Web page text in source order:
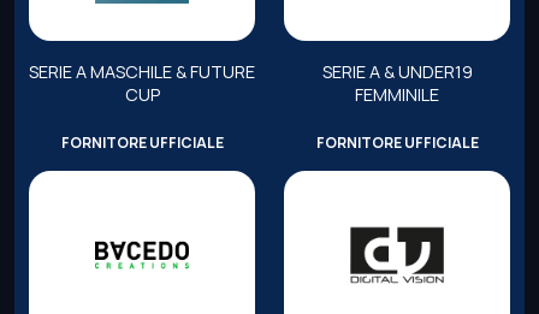
SERIE A MASCHILE & FUTURE
CUP
SERIE A & UNDER19
FEMMINILE
FORNITORE UFFICIALE FORNITORE UFFICIALE